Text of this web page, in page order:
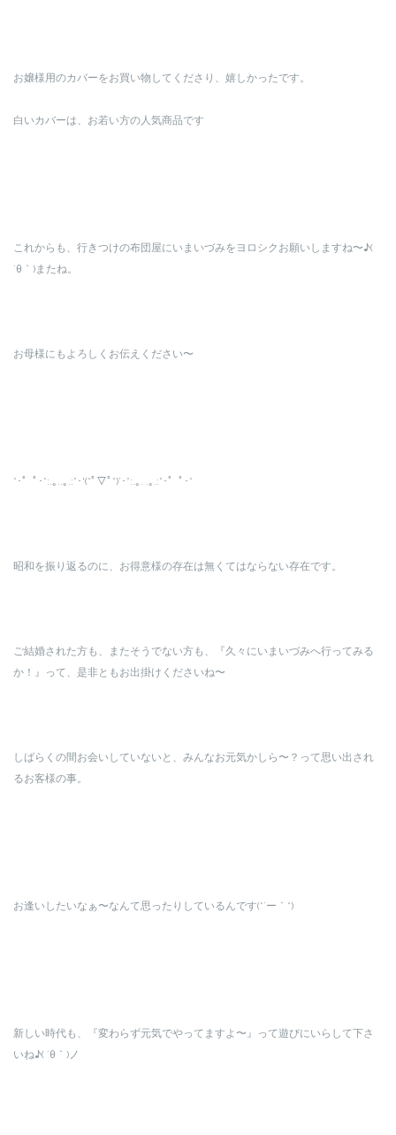
お嬢様用のカバーをお買い物してくださり、嬉しかったです。
白いカバーは、お若い方の人気商品です
これからも、行きつけの布団屋にいまいづみをヨロシクお願いしますね〜♪(
´θ｀)またね。
お母様にもよろしくお伝えください〜
*･゜ﾟ･*:.｡..｡.:*･'(*ﾟ▽ﾟ*)’･*:.｡. .｡.:*･゜ﾟ･*
昭和を振り返るのに、お得意様の存在は無くてはならない存在です。
ご結婚された方も、またそうでない方も、『久々にいまいづみへ行ってみる
か！』って、是非ともお出掛けくださいね〜
しばらくの間お会いしていないと、みんなお元気かしら〜？って思い出され
るお客様の事。
お逢いしたいなぁ〜なんて思ったりしているんです(*´ー｀*)
新しい時代も、『変わらず元気でやってますよ〜』って遊びにいらして下さ
いね♪( ´θ｀)ノ